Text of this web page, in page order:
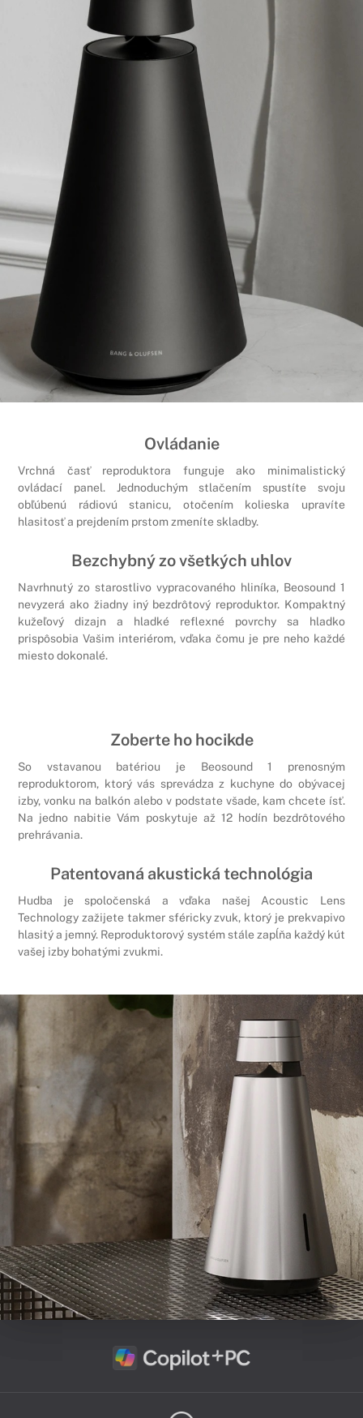
Ovládanie
Vrchná časť reproduktora funguje ako minimalistický
ovládací panel. Jednoduchým stlačením spustíte svoju
obľúbenú rádiovú stanicu, otočením kolieska upravíte
hlasitosť a prejdením prstom zmeníte skladby.
Bezchybný zo všetkých uhlov
Navrhnutý zo starostlivo vypracovaného hliníka, Beosound 1
nevyzerá ako žiadny iný bezdrôtový reproduktor. Kompaktný
kužeľový dizajn a hladké reflexné povrchy sa hladko
prispôsobia Vašim interiérom, vďaka čomu je pre neho každé
miesto dokonalé.
Zoberte ho hocikde
So vstavanou batériou je Beosound 1 prenosným
reproduktorom, ktorý vás sprevádza z kuchyne do obývacej
izby, vonku na balkón alebo v podstate všade, kam chcete ísť.
Na jedno nabitie Vám poskytuje až 12 hodín bezdrôtového
prehrávania.
Patentovaná akustická technológia
Hudba je spoločenská a vďaka našej Acoustic Lens
Technology zažijete takmer sféricky zvuk, ktorý je prekvapivo
hlasitý a jemný. Reproduktorový systém stále zapĺňa každý kút
vašej izby bohatými zvukmi.